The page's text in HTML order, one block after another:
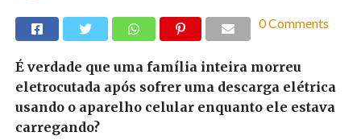
0 Comments
É verdade que uma família inteira morreu
eletrocutada após sofrer uma descarga elétrica
usando o aparelho celular enquanto ele estava
carregando?